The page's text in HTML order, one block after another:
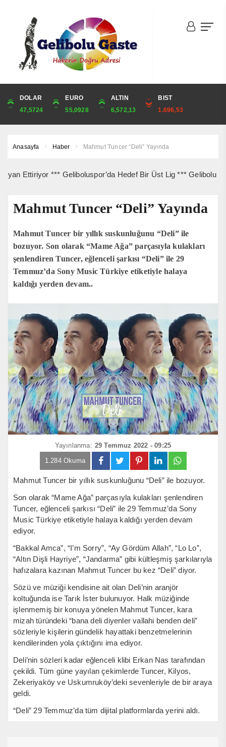
DOLAR
47,5724
EURO
55,0928
ALTIN
6,572,13
BIST
1.696,53
ONS
4,295,24
ALTIN
6,572,13
ÇEYREK
10,745,43
CUMHURİYET
42,969,00
Anasayfa Haber Mahmut Tuncer “Deli” Yayında
*** Geliboluspor’da Hedef Bir Üst Lig *** Gelibolu İlçe
Mahmut Tuncer “Deli” Yayında
Mahmut Tuncer bir yıllık suskunluğunu “Deli” ile
bozuyor. Son olarak “Mame Ağa” parçasıyla kulakları
şenlendiren Tuncer, eğlenceli şarkısı “Deli” ile 29
Temmuz’da Sony Music Türkiye etiketiyle halaya
kaldığı yerden devam..
Yayınlanma: 29 Temmuz 2022 - 09:25
1.284 Okuma
Mahmut Tuncer bir yıllık suskunluğunu “Deli” ile bozuyor.
Son olarak “Mame Ağa” parçasıyla kulakları şenlendiren
Tuncer, eğlenceli şarkısı “Deli” ile 29 Temmuz’da Sony
Music Türkiye etiketiyle halaya kaldığı yerden devam
ediyor.
“Bakkal Amca”, “I’m Sorry”, “Ay Gördüm Allah”, “Lo Lo”,
“Altın Dişli Hayriye”, “Jandarma” gibi kültleşmiş şarkılarıyla
hafızalara kazınan Mahmut Tuncer bu kez “Deli” diyor.
Sözü ve müziği kendisine ait olan Deli’nin aranjör
koltuğunda ise Tarık İster bulunuyor. Halk müziğinde
işlenmemiş bir konuya yönelen Mahmut Tuncer, kara
mizah türündeki “bana deli diyenler vallahi benden deli”
sözleriyle kişilerin gündelik hayattaki benzetmelerinin
kendilerinden yola çıktığını ima ediyor.
Deli’nin sözleri kadar eğlenceli klibi Erkan Nas tarafından
çekildi. Tüm güne yayılan çekimlerde Tuncer, Kilyos,
Zekeriyaköy ve Uskumruköy’deki sevenleriyle de bir araya
geldi.
“Deli” 29 Temmuz’da tüm dijital platformlarda yerini aldı.